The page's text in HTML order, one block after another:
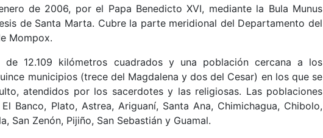
de 2006, por el Papa Benedicto XVI, mediante la Bula Munus
de Santa Marta. Cubre la parte meridional del Departamento del
Mompox.
de 12.109 kilómetros cuadrados y una población cercana a los
municipios (trece del Magdalena y dos del Cesar) en los que se
atendidos por los sacerdotes y las religiosas. Las poblaciones
Banco, Plato, Astrea, Ariguaní, Santa Ana, Chimichagua, Chibolo,
San Zenón, Pijiño, San Sebastián y Guamal.